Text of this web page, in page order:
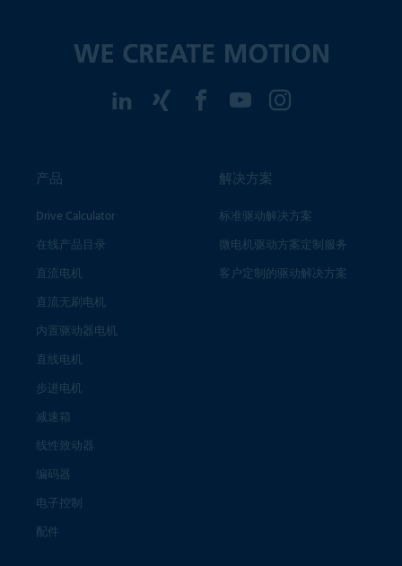
产品
Drive Calculator
在线产品目录
直流电机
直流无刷电机
内置驱动器电机
直线电机
步进电机
减速箱
线性致动器
编码器
电子控制
配件
解决方案
标准驱动解决方案
微电机驱动方案定制服务
客户定制的驱动解决方案